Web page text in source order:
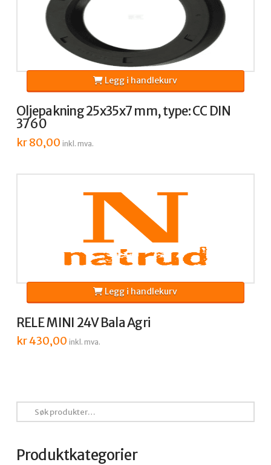
Oljepakning 25x35x7 mm, type: CC DIN
3760
kr80,00 inkl. mva.
Legg i handlekurv
RELE MINI 24V Bala Agri
kr430,00 inkl. mva.
Legg i handlekurv
etter:
Produktkategorier